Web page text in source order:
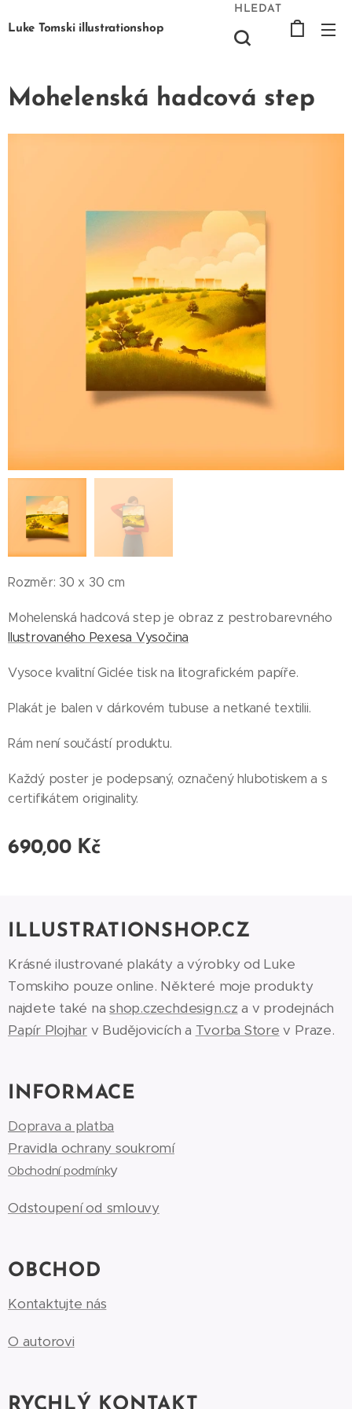
Luke Tomski illustrationshop
HLEDAT
Mohelenská hadcová step
Rozměr: 30 x 30 cm
Mohelenská hadcová step je obraz z pestrobarevného
Ilustrovaného Pexesa Vysočina
Vysoce kvalitní Giclée tisk na litografickém papíře.
Plakát je balen v dárkovém tubuse a netkané textilii.
Rám není součástí produktu.
Každý poster je podepsaný, označený hlubotiskem a s
certifikátem originality.
690,00Kč
ILLUSTRATIONSHOP.CZ
Krásné ilustrované plakáty a výrobky od Luke
Tomskiho pouze online. Některé moje produkty
najdete také nashop.czechdesign.cz a v prodejnách
Papír Plojharv Budějovicích a Tvorba Store v Praze.
INFORMACE
Doprava a platba
Pravidla ochrany soukromí
Obchodní podmínky
Odstoupení od smlouvy
OBCHOD
Kontaktujte nás
O autorovi
RYCHLÝ KONTAKT